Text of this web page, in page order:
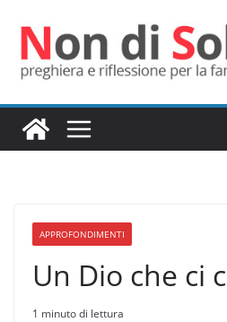
contenuto
APPROFONDIMENTI
Un Dio che ci
1 minuto di lettura